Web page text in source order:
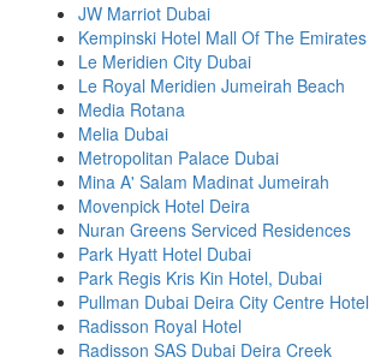
JW Marriot Dubai
Kempinski Hotel Mall Of The Emirates
Le Meridien City Dubai
Le Royal Meridien Jumeirah Beach
Media Rotana
Melia Dubai
Metropolitan Palace Dubai
Mina A' Salam Madinat Jumeirah
Movenpick Hotel Deira
Nuran Greens Serviced Residences
Park Hyatt Hotel Dubai
Park Regis Kris Kin Hotel, Dubai
Pullman Dubai Deira City Centre Hotel
Radisson Royal Hotel
Radisson SAS Dubai Deira Creek